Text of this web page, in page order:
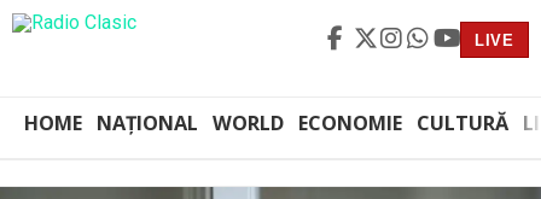
LIVE
HOME NAȚIONAL WORLD ECONOMIE CULTURĂ